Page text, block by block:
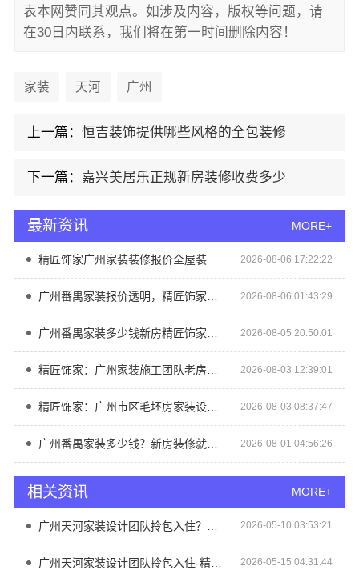
表本网赞同其观点。如涉及内容，版权等问题，请
在30日内联系，我们将在第一时间删除内容！
家装 天河 广州
上一篇：恒吉装饰提供哪些风格的全包装修
下一篇： 嘉兴美居乐正规新房装修收费多少
最新资讯 MORE+
精匠饰家广州家装装修报价全屋装修详解 2026-08-06 17:22:22
广州番禺家装报价透明，精匠饰家新房装修 2026-08-06 01:43:29
广州番禺家装多少钱新房精匠饰家透明报价 2026-08-05 20:50:01
精匠饰家：广州家装施工团队老房翻新专家 2026-08-03 12:39:01
精匠饰家：广州市区毛坯房家装设计推荐 2026-08-03 08:37:47
广州番禺家装多少钱？新房装修就选精匠饰家（广州）家居建材有限公司 2026-08-01 04:56:26
相关资讯 MORE+
2026-05-10 03:53:21
广州天河家装设计团队拎包入住-精匠饰家 2026-05-15 04:31:44